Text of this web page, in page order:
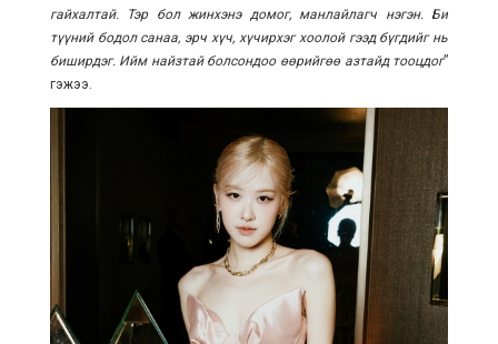
гайхалтай. Тэр бол жинхэнэ домог, манлайлагч нэгэн. Би
түүний бодол санаа, эрч хүч, хүчирхэг хоолой гээд бүгдийг нь
биширдэг. Ийм найзтай болсондоо өөрийгөө азтайд тооцдог”
гэжээ.